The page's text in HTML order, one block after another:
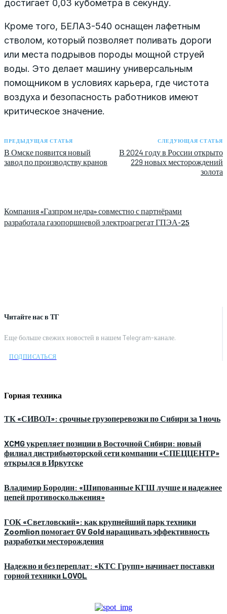
Читайте нас в ТГ
Еще больше свежих новостей в нашем Telegram-канале.
ПОДПИСАТЬСЯ
Горная техника
ТК «СИВОЛ»: срочные грузоперевозки по Сибири за 1 ночь
XCMG укрепляет позиции в Восточной Сибири: новый
филиал дистрибьюторской сети компании «СПЕЦЦЕНТР»
открылся в Иркутске
Владимир Бородин: «Шипованные КГШ лучше и надежнее
цепей противоскольжения»
ГОК «Светловский»: как крупнейший парк техники
Zoomlion помогает GV Gold наращивать эффективность
разработки месторождения
Надежно и без переплат: «КТС Групп» начинает поставки
горной техники LOVOL
достигает 0,03 кубометра в секунду.
Кроме того, БЕЛАЗ-540 оснащен лафетным
стволом, который позволяет поливать дороги
или места подрывов породы мощной струей
воды. Это делает машину универсальным
помощником в условиях карьера, где чистота
воздуха и безопасность работников имеют
критическое значение.
ПРЕДЫДУЩАЯ СТАТЬЯ
В Омске появится новый
завод по производству кранов
СЛЕДУЮЩАЯ СТАТЬЯ
В 2024 году в России открыто
229 новых месторождений
золота
Компания «Газпром недра» совместно с партнёрами
разработала газопоршневой электроагрегат ГПЭА-25